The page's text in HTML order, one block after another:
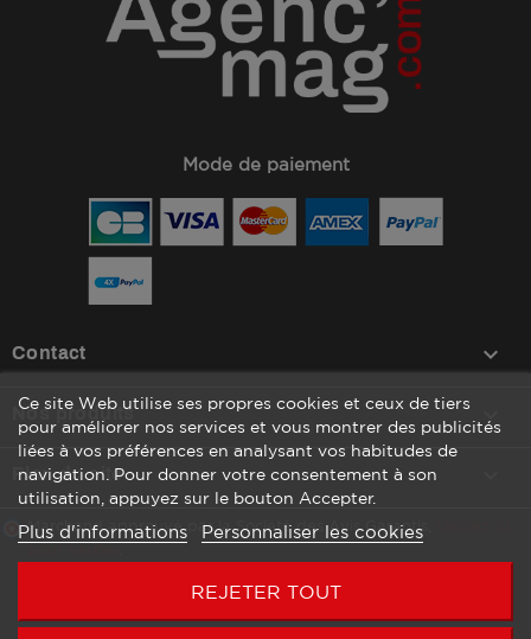
Mode de paiement
Contact keyboard_arrow_down
Nos produits 
Plan du site
Marchand approuvé par la Société des Avis Garantis,
Ce site Web utilise ses propres cookies et ceux de tiers
pour améliorer nos services et vous montrer des publicités
liées à vos préférences en analysant vos habitudes de
navigation. Pour donner votre consentement à son
utilisation, appuyez sur le bouton Accepter.
Plus d'informations Personnaliser les cookies
REJETER TOUT